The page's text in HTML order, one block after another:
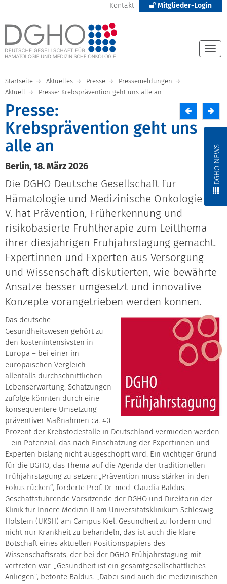
Kontakt Mitglieder-Login
DGHO NEWS
Startseite Aktuelles Presse
Pressemeldungen
Aktuell
Presse: Krebsprävention geht uns alle an
Presse:
Krebsprävention geht uns
alle an
Berlin, 18. März 2026
Die DGHO Deutsche Gesellschaft für
Hämatologie und Medizinische Onkologie e.
V. hat Prävention, Früherkennung und
risikobasierte Frühtherapie zum Leitthema
ihrer diesjährigen Frühjahrstagung gemacht.
Expertinnen und Experten aus Versorgung
und Wissenschaft diskutierten, wie bewährte
Ansätze besser umgesetzt und innovative
Konzepte vorangetrieben werden können.
Das deutsche
Gesundheitswesen gehört zu
den kostenintensivsten in
Europa – bei einer im
europäischen Vergleich
allenfalls durchschnittlichen
Lebenserwartung. Schätzungen
zufolge könnten durch eine
konsequentere Umsetzung
präventiver Maßnahmen ca. 40
Prozent der Krebstodesfälle in Deutschland vermieden werden
– ein Potenzial, das nach Einschätzung der Expertinnen und
Experten bislang nicht ausgeschöpft wird. Ein wichtiger Grund
für die DGHO, das Thema auf die Agenda der traditionellen
Frühjahrstagung zu setzen: „Prävention muss stärker in den
Fokus rücken“, forderte Prof. Dr. med. Claudia Baldus,
Geschäftsführende Vorsitzende der DGHO und Direktorin der
Klinik für Innere Medizin II am Universitätsklinikum Schleswig-
Holstein (UKSH) am Campus Kiel. Gesundheit zu fördern und
nicht nur Krankheit zu behandeln, das ist auch die klare
Botschaft eines aktuellen Positionspapiers des
Wissenschaftsrats, der bei der DGHO Frühjahrstagung mit
vertreten war. „Gesundheit ist ein gesamtgesellschaftliches
Anliegen“, betonte Baldus. „Dabei sind auch die medizinischen